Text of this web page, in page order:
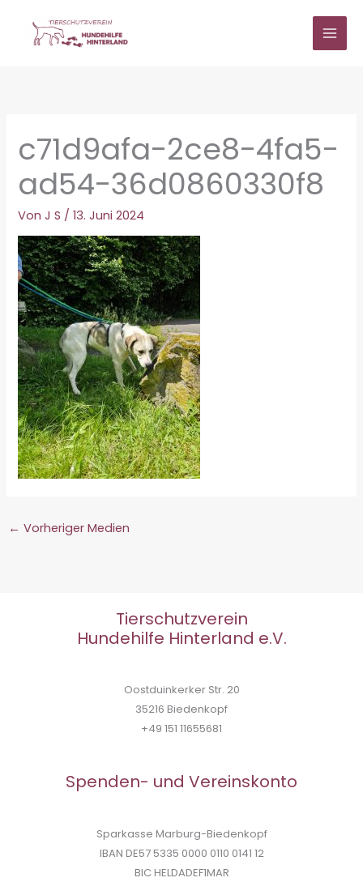
springen
c71d9afa-2ce8-4fa5-
ad54-36d0860330f8
VonJ S /13. Juni 2024
← Vorheriger Medien
Tierschutzverein
Hundehilfe Hinterland e.V.
Oostduinkerker Str. 20
35216 Biedenkopf
+49 151 11655681
Spenden- und Vereinskonto
Sparkasse Marburg-Biedenkopf
IBAN DE57 5335 0000 0110 0141 12
BIC HELDADEF1MAR